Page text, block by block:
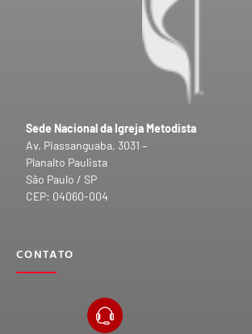
Sede Nacional da Igreja Metodista
Av. Piassanguaba, 3031 –
Planalto Paulista
São Paulo / SP
CEP: 04060-004
CONTATO